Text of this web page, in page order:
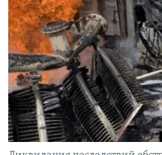
ТЕЛЕПРОЕКТ КРЫМ.РЕАЛИИ
СОВЕТЫ ПРАВОЗАЩИТНИКОВ
ПРОПАВШИЕ БЕЗ ВЕСТИ
ПОБЕДИТЕЛЕЙ НЕ СУДЯТ?
КРЫМ.НЕПОКОРЕННЫЙ
ELIFBE
Українською
Qırımtatar
ПРИСОЕДИНЯЙТЕСЬ!